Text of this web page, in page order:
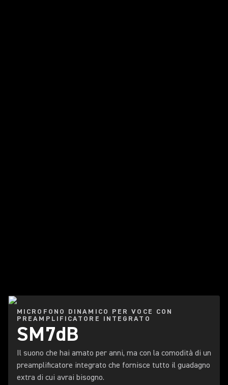
MICROFONO DINAMICO PER VOCE CON
PREAMPLIFICATORE INTEGRATO
SM7dB
Il suono che hai amato per anni, ma con la comodità di un
preamplificatore integrato che fornisce tutto il guadagno
extra di cui avrai bisogno.